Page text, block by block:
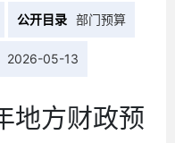
公开目录 部门预算
2026-05-13
地方财政预